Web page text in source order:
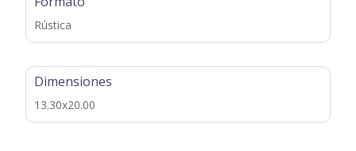
Rústica
Dimensiones
13.30x20.00